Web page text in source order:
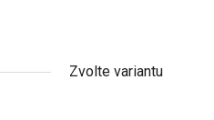
Zvolte variantu